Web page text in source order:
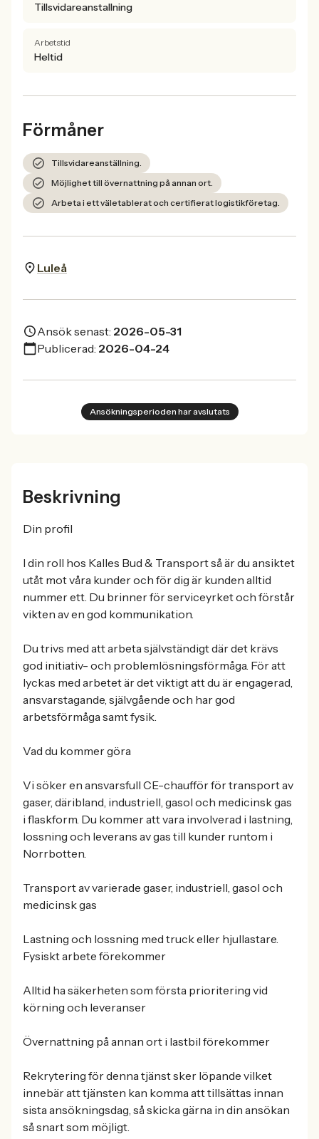
Tillsvidareanstallning
Arbetstid
Heltid
Förmåner
Tillsvidareanställning.
Möjlighet till övernattning på annan ort.
Arbeta i ett väletablerat och certifierat logistikföretag.
Luleå
Ansök senast: 2026-05-31
Publicerad: 2026-04-24
Ansökningsperioden har avslutats
Beskrivning
Din profil
I din roll hos Kalles Bud & Transport så är du ansiktet
utåt mot våra kunder och för dig är kunden alltid
nummer ett. Du brinner för serviceyrket och förstår
vikten av en god kommunikation.
Du trivs med att arbeta självständigt där det krävs
god initiativ- och problemlösningsförmåga. För att
lyckas med arbetet är det viktigt att du är engagerad,
ansvarstagande, självgående och har god
arbetsförmåga samt fysik.
Vad du kommer göra
Vi söker en ansvarsfull CE-chaufför för transport av
gaser, däribland, industriell, gasol och medicinsk gas
i flaskform. Du kommer att vara involverad i lastning,
lossning och leverans av gas till kunder runtom i
Norrbotten.
Transport av varierade gaser, industriell, gasol och
medicinsk gas
Lastning och lossning med truck eller hjullastare.
Fysiskt arbete förekommer
Alltid ha säkerheten som första prioritering vid
körning och leveranser
Övernattning på annan ort i lastbil förekommer
Rekrytering för denna tjänst sker löpande vilket
innebär att tjänsten kan komma att tillsättas innan
sista ansökningsdag, så skicka gärna in din ansökan
så snart som möjligt.